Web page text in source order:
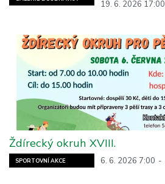
19. 6. 2026 17:00
SPORTOVNÍ AKCE 6. 6. 2026 7:00 -
Ždírecký okruh XVIII.